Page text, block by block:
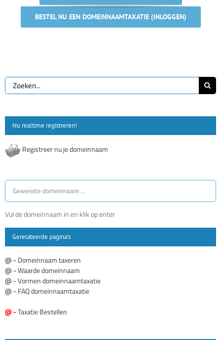
BESTEL NU EEN DOMEINNAAMTAXATIE (INLOGGEN)
Zoeken
naar:
Nu realtime registreren!
Registreer nu je domeinnaam
Vul de domeinnaam in en klik op enter
Gerelateerde pagina’s
@ - Domeinnaam taxeren
@ -Waarde domeinnaam
@ -Vormen domeinnaamtaxatie
@ - FAQ domeinnaamtaxatie
@ -Taxatie Bestellen